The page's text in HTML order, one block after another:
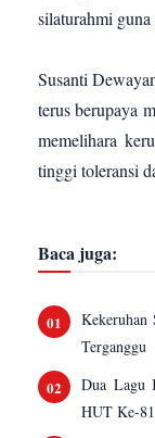
silaturahmi
Susanti
terus berupaya
memelihara
tinggi toleransi
Baca juga:
Terganggu
Dua Lagu
HUT Ke-